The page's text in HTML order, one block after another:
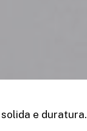
e duratura.